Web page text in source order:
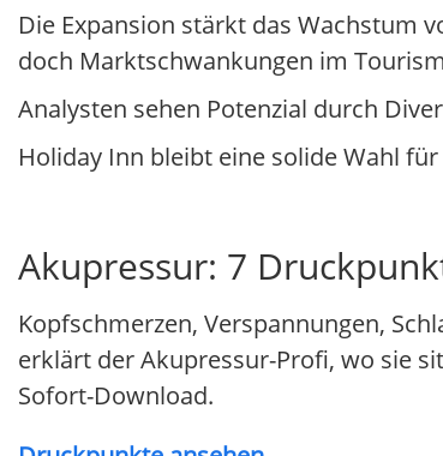
Die Expansion stärkt das Wachstum
doch Marktschwankungen im
Analysten sehen Potenzial durch
Holiday Inn bleibt eine solide Wahl
Akupressur: 7
Kopfschmerzen, Verspannungen,
erklärt der Akupressur-Profi, wo sie
Sofort-Download.